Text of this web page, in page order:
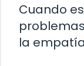
Cuando
la